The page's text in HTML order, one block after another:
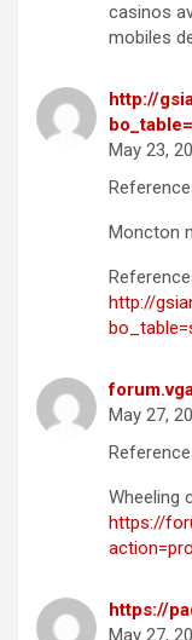
casinos
mobiles
http://
May 23,
Moncton
http://
May 27,
Wheeling
https://
https://
May 27,